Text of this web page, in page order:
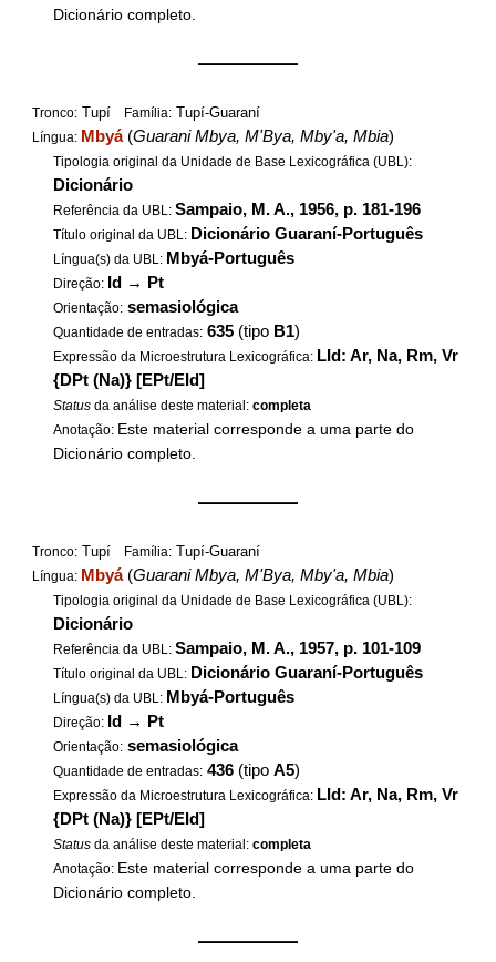
Dicionário completo.
——————
Tronco: Tupí Família: Tupí-Guaraní
Língua: Mbyá(Guarani Mbya, M'Bya, Mby'a, Mbia)
Tipologia original da Unidade de Base Lexicográfica (UBL):
Dicionário
Referência da UBL:Sampaio, M. A., 1956, p. 181-196
Título original da UBL: Dicionário Guaraní-Português
Língua(s) da UBL: Mbyá-Português
Direção: Id → Pt
Orientação: semasiológica
Quantidade de entradas: 635 (tipo B1)
Expressão da Microestrutura Lexicográfica: LId: Ar, Na, Rm, Vr
{DPt (Na)} [EPt/EId]
Status da análise deste material:completa
Anotação: Este material corresponde a uma parte do
Dicionário completo.
——————
Tronco: Tupí Família: Tupí-Guaraní
Língua: Mbyá(Guarani Mbya, M'Bya, Mby'a, Mbia)
Tipologia original da Unidade de Base Lexicográfica (UBL):
Dicionário
Referência da UBL:Sampaio, M. A., 1957, p. 101-109
Título original da UBL: Dicionário Guaraní-Português
Língua(s) da UBL: Mbyá-Português
Direção: Id → Pt
Orientação: semasiológica
Quantidade de entradas: 436 (tipoA5)
Expressão da Microestrutura Lexicográfica: LId: Ar, Na, Rm, Vr
{DPt (Na)} [EPt/EId]
Status da análise deste material:completa
Anotação: Este material corresponde a uma parte do
Dicionário completo.
——————